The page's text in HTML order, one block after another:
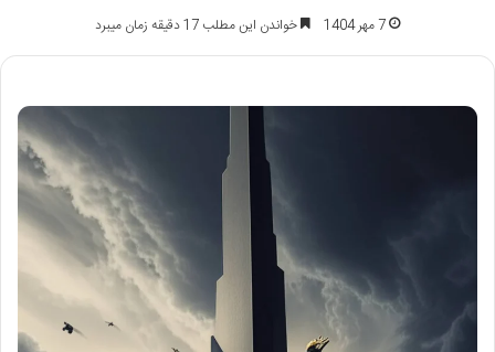
7 مهر 1404 خواندن این مطلب 17 دقیقه زمان میبرد